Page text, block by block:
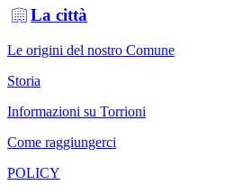
La città
Le origini del nostro Comune
Storia
Informazioni su Torrioni
Come raggiungerci
POLICY